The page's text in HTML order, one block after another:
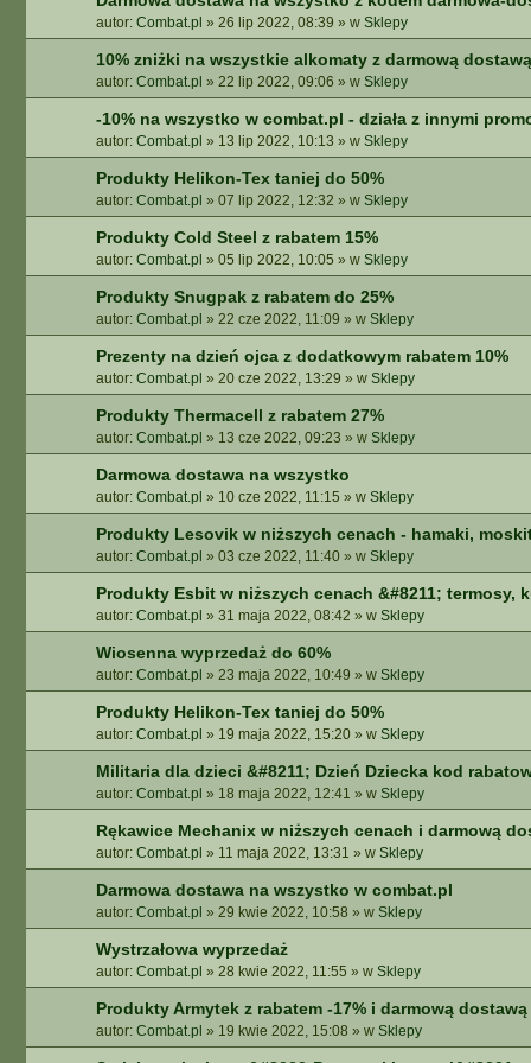
autor: Combat.pl » 26 lip 2022, 08:39 » w Sklepy
10% zniżki na wszystkie alkomaty z darmową dostawą
autor: Combat.pl » 22 lip 2022, 09:06 » w Sklepy
-10% na wszystko w combat.pl - działa z innymi
autor: Combat.pl » 13 lip 2022, 10:13 » w Sklepy
Produkty Helikon-Tex taniej do 50%
autor: Combat.pl » 07 lip 2022, 12:32 » w Sklepy
Produkty Cold Steel z rabatem 15%
autor: Combat.pl » 05 lip 2022, 10:05 » w Sklepy
Produkty Snugpak z rabatem do 25%
autor: Combat.pl » 22 cze 2022, 11:09 » w Sklepy
Prezenty na dzień ojca z dodatkowym rabatem 10%
autor: Combat.pl » 20 cze 2022, 13:29 » w Sklepy
Produkty Thermacell z rabatem 27%
autor: Combat.pl » 13 cze 2022, 09:23 » w Sklepy
Darmowa dostawa na wszystko
autor: Combat.pl » 10 cze 2022, 11:15 » w Sklepy
Produkty Lesovik w niższych cenach - hamaki,
autor: Combat.pl » 03 cze 2022, 11:40 » w Sklepy
Produkty Esbit w niższych cenach &#8211; termosy,
autor: Combat.pl » 31 maja 2022, 08:42 » w Sklepy
Wiosenna wyprzedaż do 60%
autor: Combat.pl » 23 maja 2022, 10:49 » w Sklepy
Produkty Helikon-Tex taniej do 50%
autor: Combat.pl » 19 maja 2022, 15:20 » w Sklepy
Militaria dla dzieci &#8211; Dzień Dziecka kod
autor: Combat.pl » 18 maja 2022, 12:41 » w Sklepy
Rękawice Mechanix w niższych cenach i darmową
autor: Combat.pl » 11 maja 2022, 13:31 » w Sklepy
Darmowa dostawa na wszystko w combat.pl
autor: Combat.pl » 29 kwie 2022, 10:58 » w Sklepy
Wystrzałowa wyprzedaż
autor: Combat.pl » 28 kwie 2022, 11:55 » w Sklepy
Produkty Armytek z rabatem -17% i darmową dostawą
autor: Combat.pl » 19 kwie 2022, 15:08 » w Sklepy